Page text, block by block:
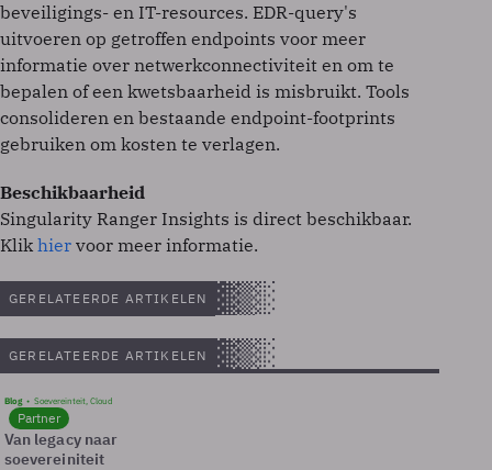
beveiligings- en IT-resources. EDR-query's
uitvoeren op getroffen endpoints voor meer
informatie over netwerkconnectiviteit en om te
bepalen of een kwetsbaarheid is misbruikt. Tools
consolideren en bestaande endpoint-footprints
gebruiken om kosten te verlagen.
Beschikbaarheid
Singularity Ranger Insights is direct beschikbaar.
Klik hier voor meer informatie.
GERELATEERDE ARTIKELEN
GERELATEERDE ARTIKELEN
Blog Soevereinteit, Cloud
Partner
Van legacy naar
soevereiniteit